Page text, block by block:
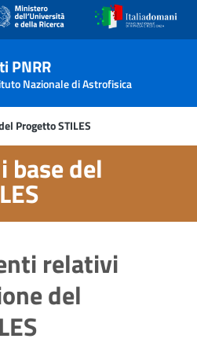
PNRR
Nazionale di Astrofisica
Progetto STILES
base del
relativi
del